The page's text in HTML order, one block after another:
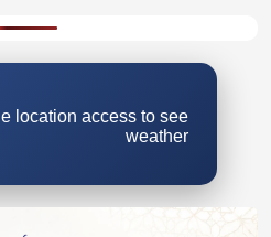
location access to see
weather